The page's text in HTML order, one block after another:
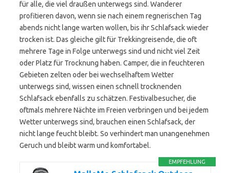
für alle, die viel draußen unterwegs sind. Wanderer
profitieren davon, wenn sie nach einem regnerischen Tag
abends nicht lange warten wollen, bis ihr Schlafsack wieder
trocken ist. Das gleiche gilt für Trekkingreisende, die oft
mehrere Tage in Folge unterwegs sind und nicht viel Zeit
oder Platz für Trocknung haben. Camper, die in feuchteren
Gebieten zelten oder bei wechselhaftem Wetter
unterwegs sind, wissen einen schnell trocknenden
Schlafsack ebenfalls zu schätzen. Festivalbesucher, die
oftmals mehrere Nächte im Freien verbringen und bei jedem
Wetter unterwegs sind, brauchen einen Schlafsack, der
nicht lange feucht bleibt. So verhindert man unangenehmen
Geruch und bleibt warm und komfortabel.
EMPFEHLUNG